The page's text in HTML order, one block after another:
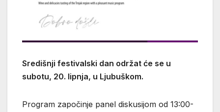
Središnji festivalski dan održat će se u
subotu, 20. lipnja, u Ljubuškom.
Program započinje panel diskusijom od 13:00-